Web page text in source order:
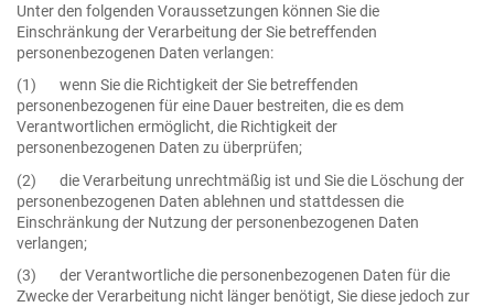
Unter den folgenden Voraussetzungen können Sie die
Einschränkung der Verarbeitung der Sie betreffenden
personenbezogenen Daten verlangen:
(1) wenn Sie die Richtigkeit der Sie betreffenden
personenbezogenen für eine Dauer bestreiten, die es dem
Verantwortlichen ermöglicht, die Richtigkeit der
personenbezogenen Daten zu überprüfen;
(2) die Verarbeitung unrechtmäßig ist und Sie die Löschung der
personenbezogenen Daten ablehnen und stattdessen die
Einschränkung der Nutzung der personenbezogenen Daten
verlangen;
(3) der Verantwortliche die personenbezogenen Daten für die
Zwecke der Verarbeitung nicht länger benötigt, Sie diese jedoch zur